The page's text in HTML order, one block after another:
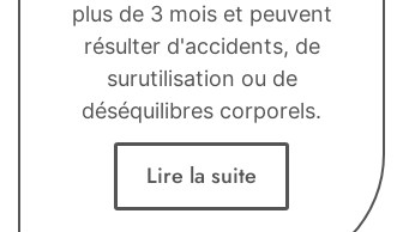
plus de 3 mois et peuvent
résulter d'accidents, de
surutilisation ou de
déséquilibres corporels.
Lire la suite